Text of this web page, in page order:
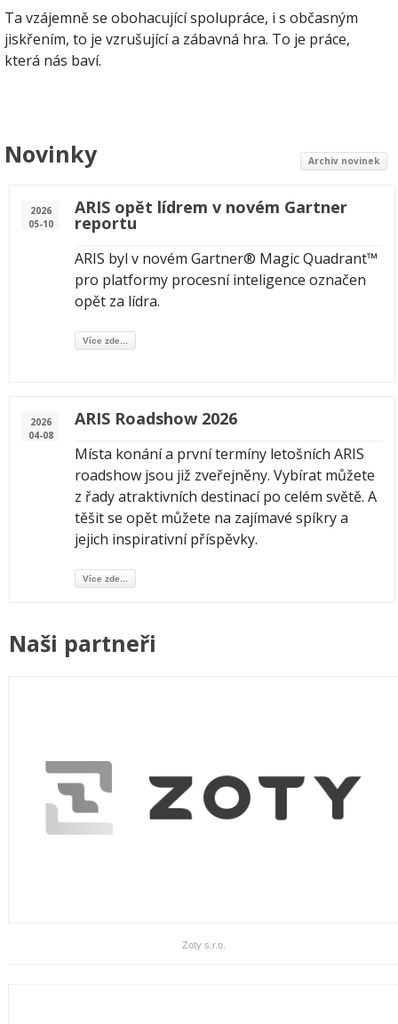
Ta vzájemně se obohacující spolupráce, i s občasným
jiskřením, to je vzrušující a zábavná hra. To je práce,
která nás baví.
Novinky Archiv novinek
2026
05-10
ARIS opět lídrem v novém Gartner
reportu
ARIS byl v novém Gartner® Magic Quadrant™
pro platformy procesní inteligence označen
opět za lídra.
Více zde...
2026
04-08
ARIS Roadshow 2026
Místa konání a první termíny letošních ARIS
roadshow jsou již zveřejněny. Vybírat můžete
z řady atraktivních destinací po celém světě. A
těšit se opět můžete na zajímavé spíkry a
jejich inspirativní příspěvky.
Více zde...
Naši partneři
Zoty s.r.o.